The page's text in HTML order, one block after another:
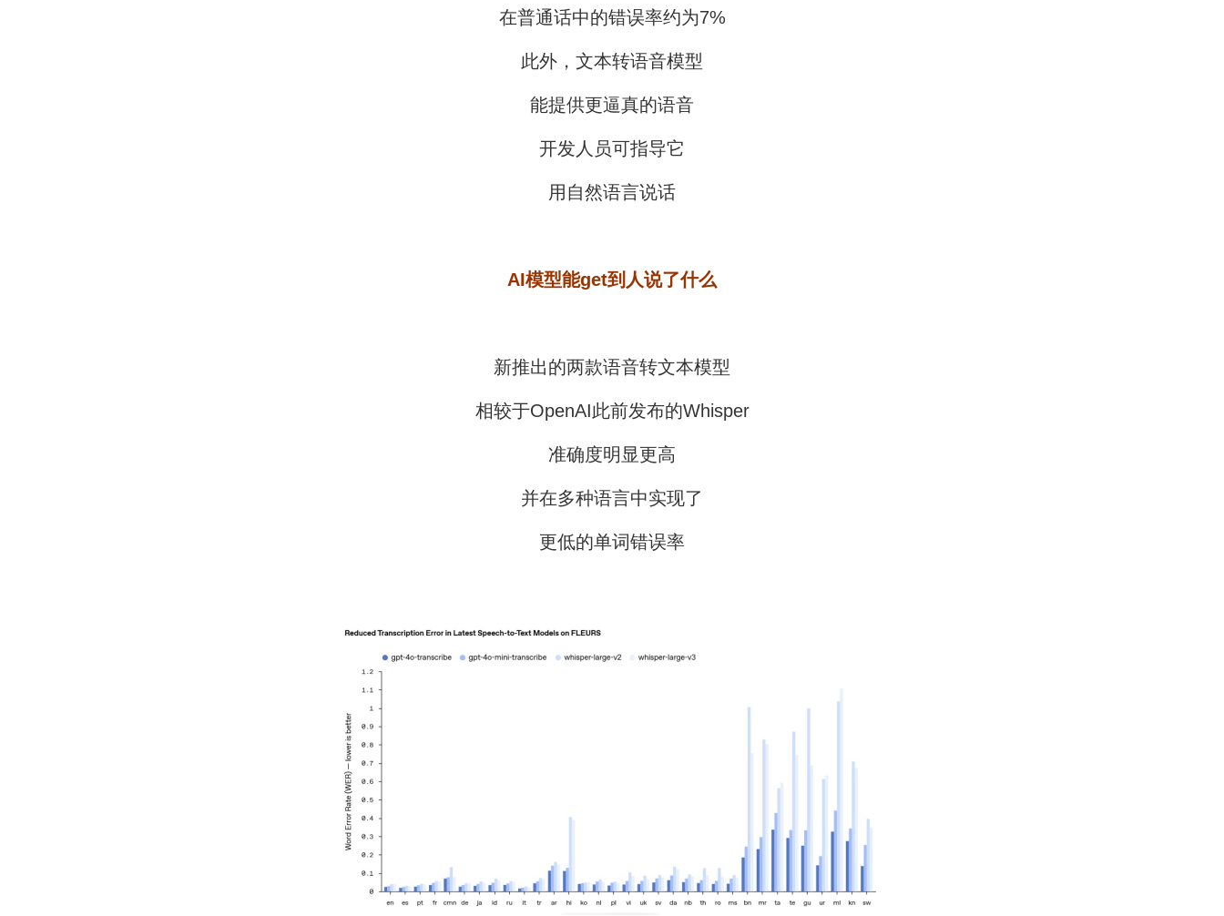
在普通话中的错误率约为7%
此外，文本转语音模型
能提供更逼真的语音
开发人员可指导它
用自然语言说话
AI模型能get到人说了什么
新推出的两款语音转文本模型
相较于OpenAI此前发布的Whisper
准确度明显更高
并在多种语言中实现了
更低的单词错误率